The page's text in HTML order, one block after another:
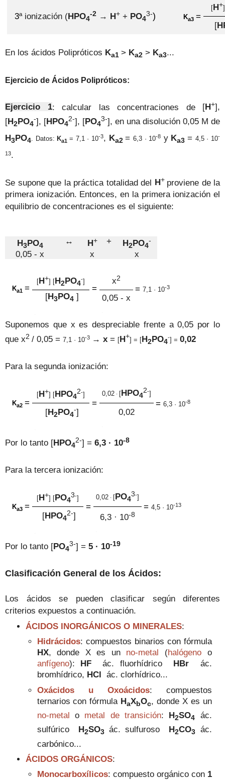
3ª ionización (HPO4
-2 → H+ + PO4
3-) Ka3 =
[H+
[H
En los ácidos Polipróticos Ka1 > Ka2 > Ka3...
Ejercicio de Ácidos Polipróticos:
Ejercicio 1: calcular las concentraciones de [H+],
[H2PO4
-], [HPO4
2-], [PO4
3-], en una disolución 0,05 M de
H 3 PO4. Datos: Ka1 = 7,1 · 10-3, Ka2= 6,3 · 10-8 y Ka3= 4,5 · 10-
13.
Se supone que la práctica totalidad del H+ proviene de la
primera ionización. Entonces, en la primera ionización el
equilibrio de concentraciones es el siguiente:
H3PO4
↔ H+ + H2PO4
-
0,05 - x x x
Ka1 =
[H+] [H2PO4
-]
=
x2
=7,1 · 10-3
[H3 PO4 ] 0,05 - x
Suponemos que x es despreciable frente a 0,05 por lo
que x2 / 0,05 = 7,1 · 10-3 → x = [H+] = [H2PO4
-] = 0,02
Para la segunda ionización:
Ka2 =
[H+] [HPO4
2-]
=
0,02· [HPO4
2-]
=6,3 · 10-8
[H2PO4
-] 0,02
Por lo tanto [HPO4
2-] = 6,3 · 10-8
Para la tercera ionización:
Ka3 =
[H+] [PO4
3-]
=
0,02· [PO4
3-]
=4,5 · 10-13
[HPO4
2-] 6,3 · 10-8
Por lo tanto [PO4
3-] = 5 · 10-19
Clasificación General de los Ácidos:
Los ácidos se pueden clasificar según diferentes
criterios expuestos a continuación.
ÁCIDOS INORGÁNICOS O MINERALES:
Hidrácidos: compuestos binarios con fórmula
HX, donde X es un no-metal (halógenoo
anfígeno): HF ác. fluorhídricoHBr
ác.
bromhídrico, HCl
ác. clorhídrico...
Oxácidos u Oxoácidos: compuestos
ternarios con fórmula HaX bOc, donde X es un
no-metal o metal de transición: H2SO4
ác.
sulfúrico H2SO3 ác. sulfuroso H2CO3
ác.
carbónico...
ÁCIDOS ORGÁNICOS:
Monocarboxílicos: compuesto orgánico con 1